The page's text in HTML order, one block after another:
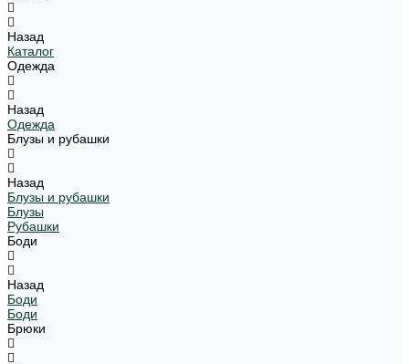
Назад
Каталог
Одежда
Назад
Одежда
Блузы и рубашки
Назад
Блузы и рубашки
Блузы
Рубашки
Боди
Назад
Боди
Боди
Брюки